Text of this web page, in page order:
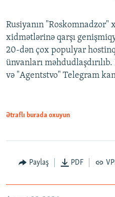
Rusiyanın "Roskomnadzor"
xidmətlərinə qarşı
20-dən çox populyar
ünvanları
və "Agentstvo" Telegram
Ətraflı burada oxuyun
Paylaş PDF